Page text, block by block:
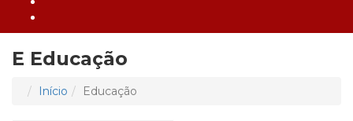
E Educação
Início Educação